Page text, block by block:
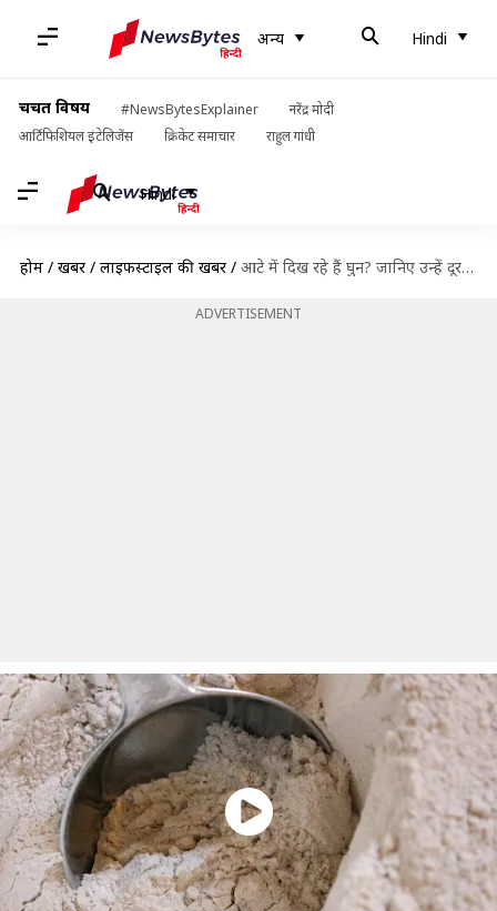
अन्य Hindi
चर्चित विषय #NewsBytesExplainer
नरेंद्र मोदी
आर्टिफिशियल इंटेलिजेंस
क्रिकेट समाचार राहुल गांधी
Hindi
होम / खबरें / लाइफस्टाइल की खबरें / आटे में दिख रहे हैं घुन? जानिए उन्हें दूर भागने के 5 आसान तरीके
ADVERTISEMENT